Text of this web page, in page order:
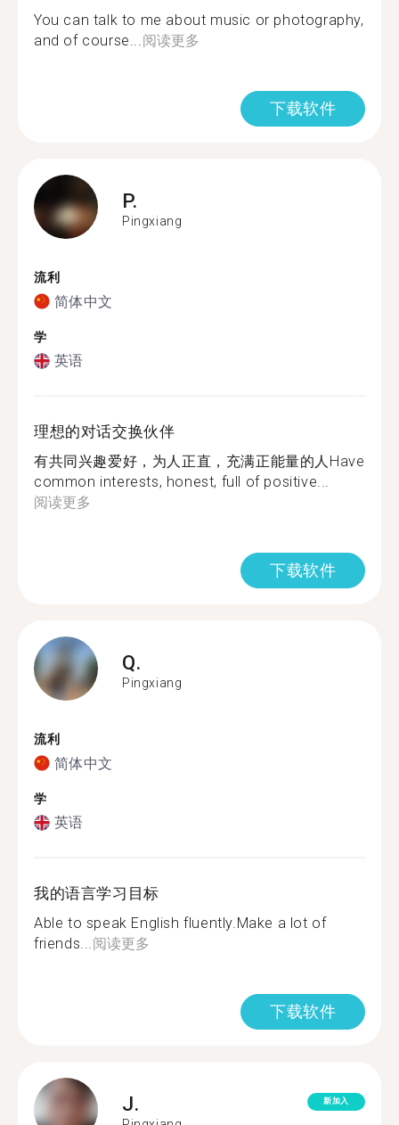
You can talk to me about music or photography,
and of course...阅读更多
下载软件
P.
Pingxiang
流利
简体中文
学
英语
理想的对话交换伙伴
有共同兴趣爱好，为人正直，充满正能量的人Have
common interests, honest, full of positive...
阅读更多
下载软件
Q.
Pingxiang
流利
简体中文
学
英语
我的语言学习目标
Able to speak English fluently.Make a lot of
friends...阅读更多
下载软件
J. 新加入